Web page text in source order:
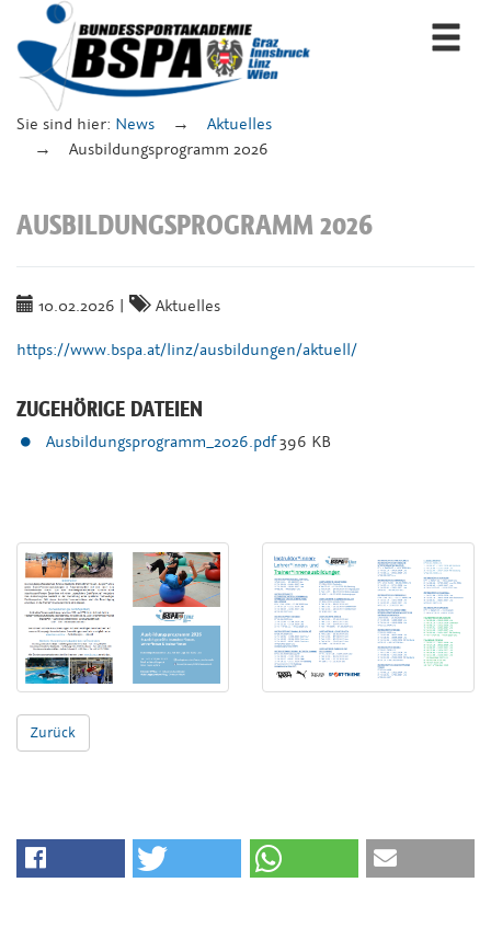
Sie sind hier: News
Aktuelles
Ausbildungsprogramm 2026
AUSBILDUNGSPROGRAMM 2026
10.02.2026 | Aktuelles
https://www.bspa.at/linz/ausbildungen/aktuell/
ZUGEHÖRIGE DATEIEN
Ausbildungsprogramm_2026.pdf396 KB
Zurück